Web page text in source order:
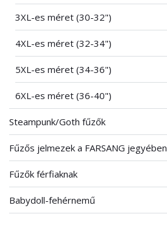
3XL-es méret (30-32")
4XL-es méret (32-34")
5XL-es méret (34-36")
6XL-es méret (36-40")
Steampunk/Goth fűzők
Fűzős jelmezek a FARSANG jegyében
Fűzők férfiaknak
Babydoll-fehérnemű